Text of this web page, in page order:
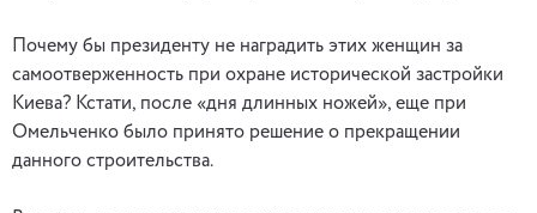
Почему бы президенту не наградить этих женщин за
самоотверженность при охране исторической застройки
Киева? Кстати, после «дня длинных ножей», еще при
Омельченко было принято решение о прекращении
данного строительства.